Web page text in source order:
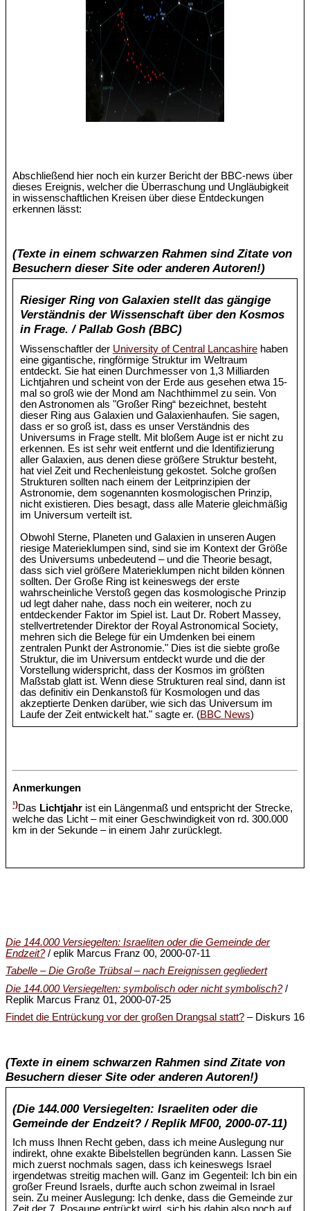
Abschließend hier noch ein kurzer Bericht der BBC-news über
dieses Ereignis, welcher die Überraschung und Ungläubigkeit
in wissenschaftlichen Kreisen über diese Entdeckungen
erkennen lässt:
(Texte in einem schwarzen Rahmen sind Zitate von
Besuchern dieser Site oder anderen Autoren!)
Riesiger Ring von Galaxien stellt das gängige
Verständnis der Wissenschaft über den Kosmos
in Frage. / Pallab Gosh (BBC)
Wissenschaftler der University of Central Lancashirehaben
eine gigantische, ringförmige Struktur im Weltraum
entdeckt. Sie hat einen Durchmesser von 1,3 Milliarden
Lichtjahren und scheint von der Erde aus gesehen etwa 15-
mal so groß wie der Mond am Nachthimmel zu sein. Von
den Astronomen als "Großer Ring“ bezeichnet, besteht
dieser Ring aus Galaxien und Galaxienhaufen. Sie sagen,
dass er so groß ist, dass es unser Verständnis des
Universums in Frage stellt. Mit bloßem Auge ist er nicht zu
erkennen. Es ist sehr weit entfernt und die Identifizierung
aller Galaxien, aus denen diese größere Struktur besteht,
hat viel Zeit und Rechenleistung gekostet. Solche großen
Strukturen sollten nach einem der Leitprinzipien der
Astronomie, dem sogenannten kosmologischen Prinzip,
nicht existieren. Dies besagt, dass alle Materie gleichmäßig
im Universum verteilt ist.
Obwohl Sterne, Planeten und Galaxien in unseren Augen
riesige Materieklumpen sind, sind sie im Kontext der Größe
des Universums unbedeutend – und die Theorie besagt,
dass sich viel größere Materieklumpen nicht bilden können
sollten. Der Große Ring ist keineswegs der erste
wahrscheinliche Verstoß gegen das kosmologische Prinzip
ud legt daher nahe, dass noch ein weiterer, noch zu
entdeckender Faktor im Spiel ist. Laut Dr. Robert Massey,
stellvertretender Direktor der Royal Astronomical Society,
mehren sich die Belege für ein Umdenken bei einem
zentralen Punkt der Astronomie." Dies ist die siebte große
Struktur, die im Universum entdeckt wurde und die der
Vorstellung widerspricht, dass der Kosmos im größten
Maßstab glatt ist. Wenn diese Strukturen real sind, dann ist
das definitiv ein Denkanstoß für Kosmologen und das
akzeptierte Denken darüber, wie sich das Universum im
Laufe der Zeit entwickelt hat." sagte er. (BBC News)
Anmerkungen
¹)Das Lichtjahr ist ein Längenmaß und entspricht der Strecke,
welche das Licht – mit einer Geschwindigkeit von rd. 300.000
km in der Sekunde – in einem Jahr zurücklegt.
Die 144.000 Versiegelten: Israeliten oder die Gemeinde der
Endzeit?/ eplik Marcus Franz 00, 2000-07-11
Tabelle – Die Große Trübsal – nach Ereignissen gegliedert
Die 144.000 Versiegelten: symbolisch oder nicht symbolisch?/
Replik Marcus Franz 01, 2000-07-25
Findet die Entrückung vor der großen Drangsal statt? – Diskurs 16
(Texte in einem schwarzen Rahmen sind Zitate von
Besuchern dieser Site oder anderen Autoren!)
(Die 144.000 Versiegelten: Israeliten oder die
Gemeinde der Endzeit? / Replik MF00, 2000-07-11)
Ich muss Ihnen Recht geben, dass ich meine Auslegung nur
indirekt, ohne exakte Bibelstellen begründen kann. Lassen Sie
mich zuerst nochmals sagen, dass ich keineswegs Israel
irgendetwas streitig machen will. Ganz im Gegenteil: Ich bin ein
großer Freund Israels, durfte auch schon zweimal in Israel
sein. Zu meiner Auslegung: Ich denke, dass die Gemeinde zur